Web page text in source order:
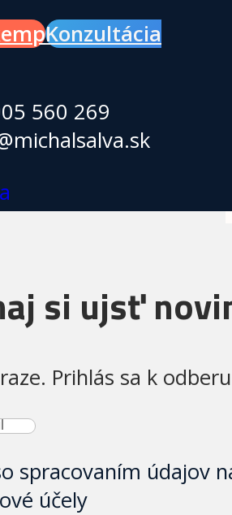
Konzultácia
560 269
si ujsť
Prihlás sa k
spracovaním údajov
účely